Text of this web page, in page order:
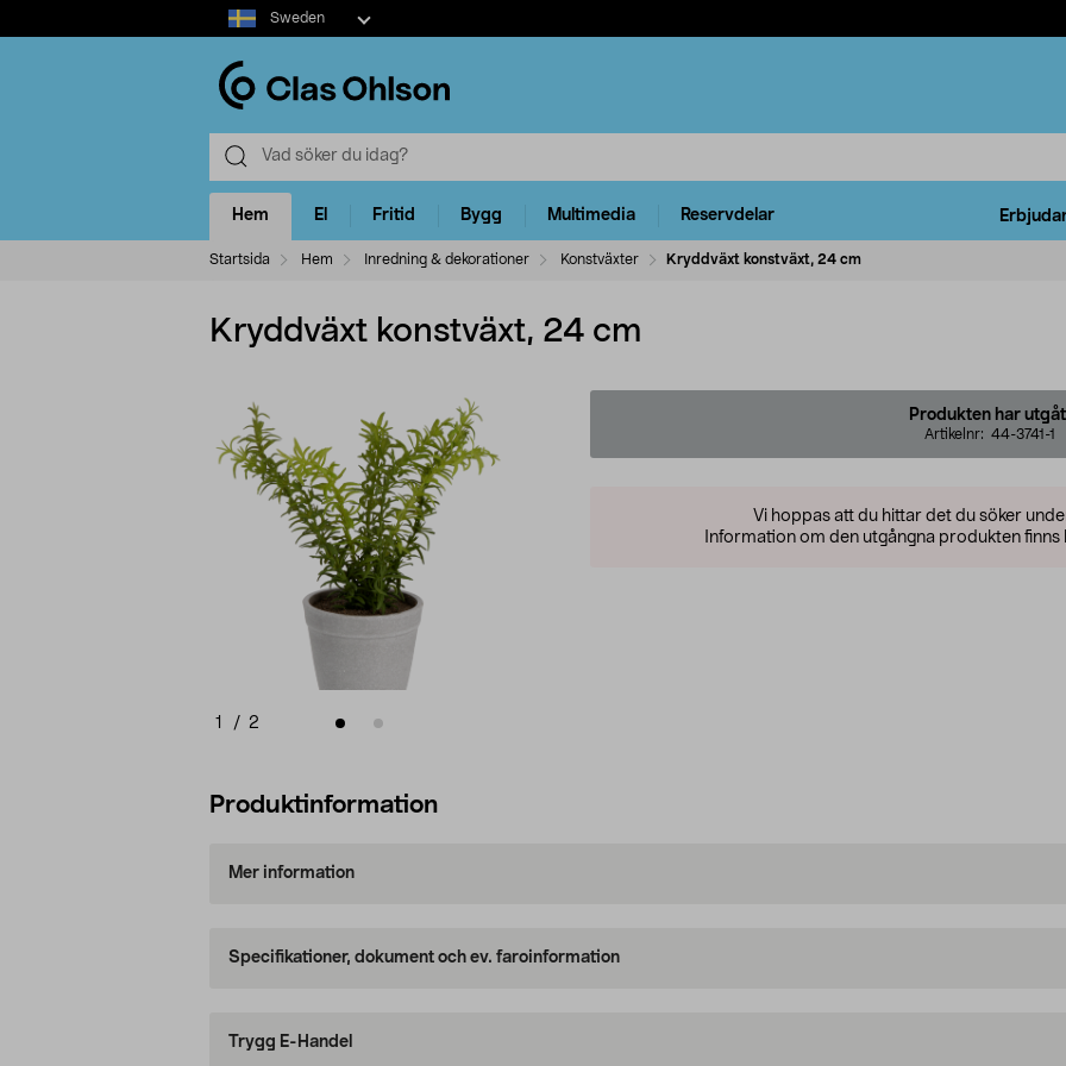
Select
market
Sweden
Hem El Fritid Bygg Multimedia Reservdelar
Startsida Hem Inredning & dekorationer Konstväxter Kryddväxt konstväxt, 24 cm
Kryddväxt konstväxt, 24 cm
1 / 2
Produkten har
Artikelnr: 44-3741-1
Vi hoppas att du hittar det du söker
Information om den utgångna produkten finns
Produktinformation
Mer information
Specifikationer, dokument och ev. faroinformation
Trygg E-Handel